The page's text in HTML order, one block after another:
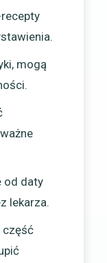
mogą
od daty
lekarza.
część